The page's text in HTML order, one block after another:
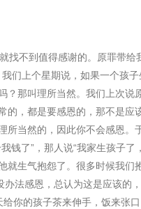
找不到值得感谢的。原罪带
们上个星期说，如果一个孩
那叫理所当然。我们上次
，都是要感恩的，那不是应
所当然的，因此你不会感恩
钱了” ，那人说“我家生孩子了
生气抱怨了。很多时候我
法感恩，总认为这是应该
你的孩子茶来伸手，饭来张